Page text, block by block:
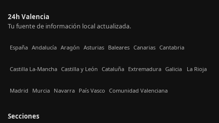
24h Valencia
Tu fuente de información local actualizada.
España Andalucía Aragón Asturias Baleares Canarias Cantabria
Castilla La-Mancha Castilla y León Cataluña Extremadura Galicia La Rioja
Madrid Murcia Navarra País Vasco Comunidad Valenciana
Secciones